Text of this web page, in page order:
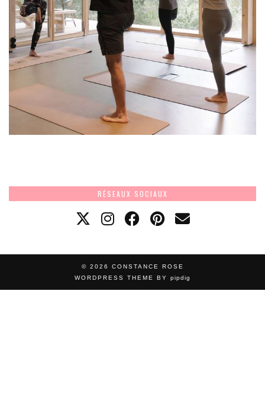
RÉSEAUX SOCIAUX
© 2026 CONSTANCE ROSE
WORDPRESS THEME BY pipdig